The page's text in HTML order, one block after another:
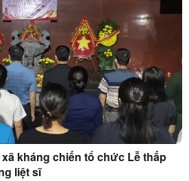
kháng chiến tổ chức Lễ thắp
liệt sĩ